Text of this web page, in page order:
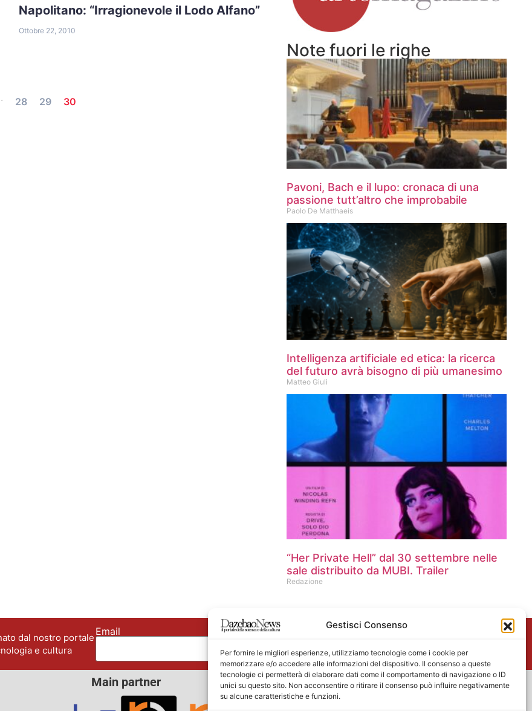
Gestisci Consenso
Per fornire le migliori esperienze, utilizziamo tecnologie come i cookie per
memorizzare e/o accedere alle informazioni del dispositivo. Il consenso a queste
tecnologie ci permetterà di elaborare dati come il comportamento di navigazione o ID
unici su questo sito. Non acconsentire o ritirare il consenso può influire negativamente
su alcune caratteristiche e funzioni.
Napolitano: “Irragionevole il Lodo Alfano”
Ottobre 22, 2010
28 29 30
Note fuori le righe
Pavoni, Bach e il lupo: cronaca di una
passione tutt’altro che improbabile
Paolo De Matthaeis
Intelligenza artificiale ed etica: la ricerca
del futuro avrà bisogno di più umanesimo
Matteo Giuli
“Her Private Hell” dal 30 settembre nelle
sale distribuito da MUBI. Trailer
Redazione
dal nostro portale
e cultura
Email Nome
Main partner